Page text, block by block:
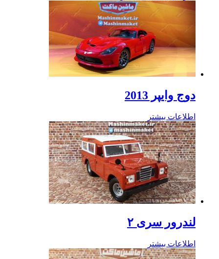
دوج وایپر 2013
اطلاعات بیشتر
لندرور سری ۲
اطلاعات بیشتر